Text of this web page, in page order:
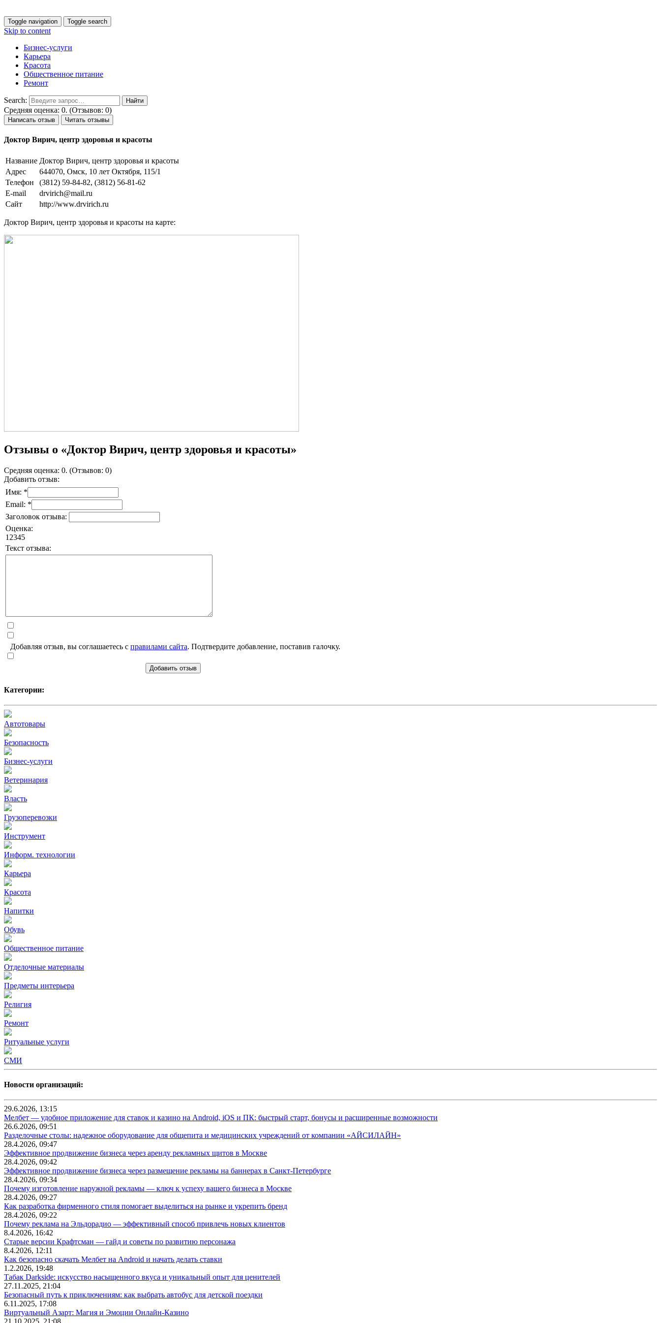
Toggle navigation Toggle search
Skip to content
Бизнес-услуги
Карьера
Красота
Общественное питание
Ремонт
Search:
Средняя оценка: 0. (Отзывов: 0)
Написать отзыв Читать отзывы
Доктор Вирич, центр здоровья и красоты
Название Доктор Вирич, центр здоровья и красоты
Адрес
644070, Омск, 10 лет Октября, 115/1
Телефон
(3812) 59-84-82, (3812) 56-81-62
E-mail
drvirich@mail.ru
Сайт
http://www.drvirich.ru
Доктор Вирич, центр здоровья и красоты на карте:
Отзывы о «Доктор Вирич, центр здоровья и красоты»
Средняя оценка: 0. (Отзывов: 0)
Добавить отзыв:
Имя: *
Email: *
Заголовок отзыва:
Оценка:
1 2345
Текст отзыва:
Добавляя отзыв, вы соглашаетесь с правилами сайта. Подтвердите добавление, поставив галочку.
Добавить отзыв
Категории:
Автотовары
Безопасность
Бизнес-услуги
Ветеринария
Власть
Грузоперевозки
Инструмент
Информ. технологии
Карьера
Красота
Напитки
Обувь
Общественное питание
Отделочные материалы
Предметы интерьера
Религия
Ремонт
Ритуальные услуги
СМИ
Новости организаций:
29.6.2026, 13:15
Мелбет — удобное приложение для ставок и казино на Android, iOS и ПК: быстрый старт, бонусы и расширенные возможности
26.6.2026, 09:51
Разделочные столы: надежное оборудование для общепита и медицинских учреждений от компании «АЙСИЛАЙН»
28.4.2026, 09:47
Эффективное продвижение бизнеса через аренду рекламных щитов в Москве
28.4.2026, 09:42
Эффективное продвижение бизнеса через размещение рекламы на баннерах в Санкт-Петербурге
28.4.2026, 09:34
Почему изготовление наружной рекламы — ключ к успеху вашего бизнеса в Москве
28.4.2026, 09:27
Как разработка фирменного стиля помогает выделиться на рынке и укрепить бренд
28.4.2026, 09:22
Почему реклама на Эльдорадио — эффективный способ привлечь новых клиентов
8.4.2026, 16:42
Старые версии Крафтсман — гайд и советы по развитию персонажа
8.4.2026, 12:11
Как безопасно скачать Мелбет на Android и начать делать ставки
1.2.2026, 19:48
Табак Darkside: искусство насыщенного вкуса и уникальный опыт для ценителей
27.11.2025, 21:04
Безопасный путь к приключениям: как выбрать автобус для детской поездки
6.11.2025, 17:08
Виртуальный Азарт: Магия и Эмоции Онлайн-Казино